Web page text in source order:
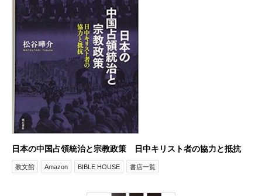
日本の中国占領統治と宗教政策 日中キリスト者の協力と抵抗
教文館 Amazon BIBLE HOUSE 書店一覧